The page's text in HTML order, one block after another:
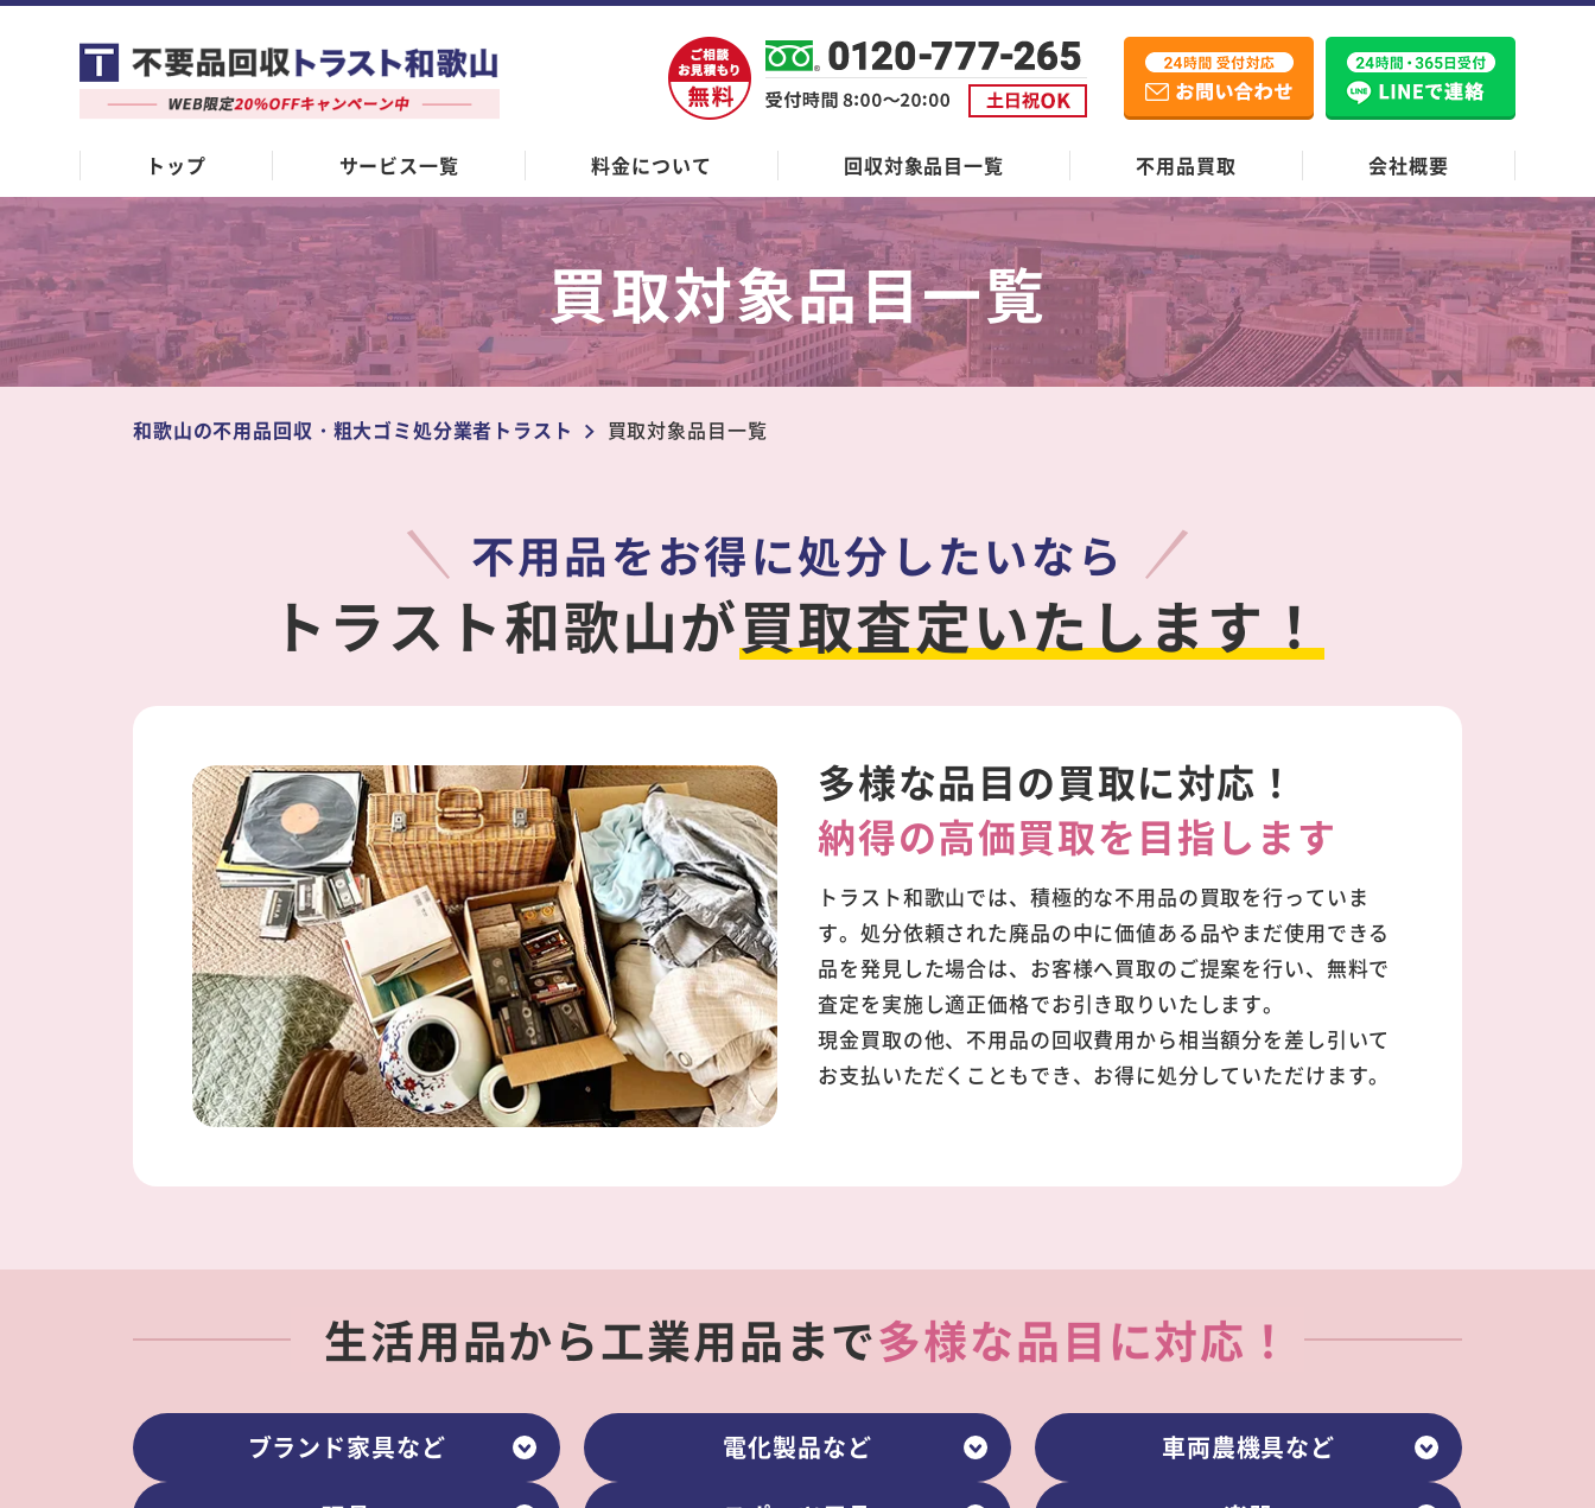
トップ サービス一覧 料金について 回収対象品目一覧 不用品買取 会社概要
買取対象品目一覧
和歌山の不用品回収・粗大ゴミ処分業者トラスト 買取対象品目一覧
不用品をお得に処分したいなら
トラスト和歌山が買取査定いたします！
多様な品目の買取に対応！
納得の高価買取を目指します
トラスト和歌山では、積極的な不用品の買取を行っていま
す。処分依頼された廃品の中に価値ある品やまだ使用できる
品を発見した場合は、お客様へ買取のご提案を行い、無料で
査定を実施し適正価格でお引き取りいたします。
現金買取の他、不用品の回収費用から相当額分を差し引いて
お支払いただくこともでき、お得に処分していただけます。
生活用品から工業用品まで多様な品目に対応！
ブランド家具など 電化製品など
車両農機具など